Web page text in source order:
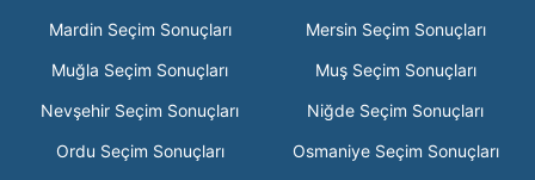
Mardin Seçim Sonuçları
Mersin Seçim Sonuçları
Muğla Seçim Sonuçları
Muş Seçim Sonuçları
Nevşehir Seçim Sonuçları
Niğde Seçim Sonuçları
Ordu Seçim Sonuçları
Osmaniye Seçim Sonuçları